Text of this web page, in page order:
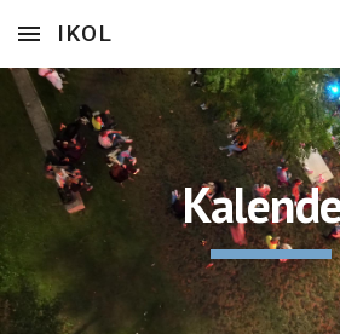
Skip to main content
IKOL